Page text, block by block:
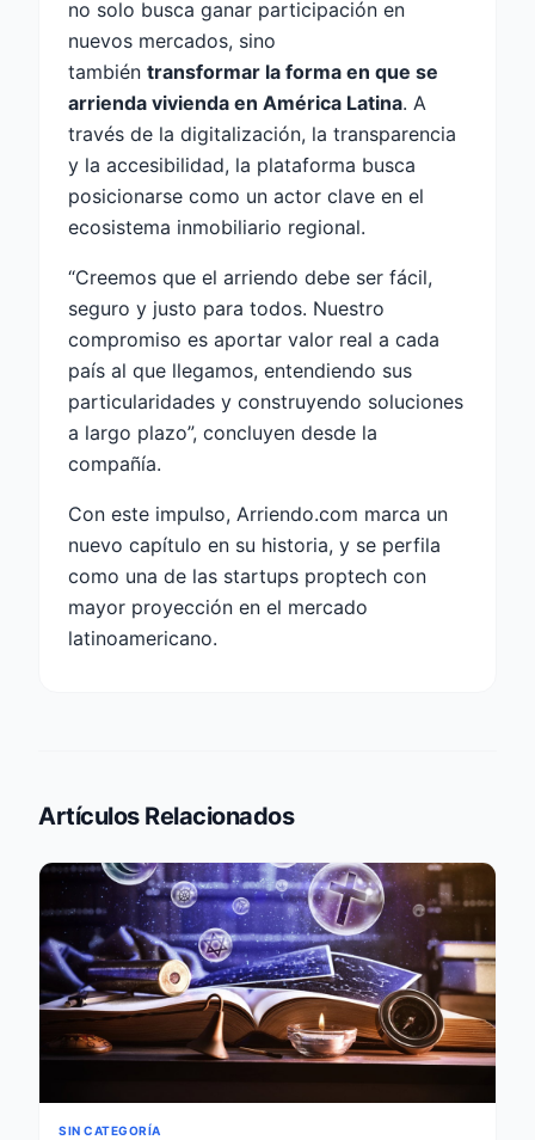
no solo busca ganar participación en
nuevos mercados, sino
también transformar la forma en que se
arrienda vivienda en América Latina. A
través de la digitalización, la transparencia
y la accesibilidad, la plataforma busca
posicionarse como un actor clave en el
ecosistema inmobiliario regional.
“Creemos que el arriendo debe ser fácil,
seguro y justo para todos. Nuestro
compromiso es aportar valor real a cada
país al que llegamos, entendiendo sus
particularidades y construyendo soluciones
a largo plazo”, concluyen desde la
compañía.
Con este impulso, Arriendo.com marca un
nuevo capítulo en su historia, y se perfila
como una de las startups proptech con
mayor proyección en el mercado
latinoamericano.
Artículos Relacionados
SIN CATEGORÍA